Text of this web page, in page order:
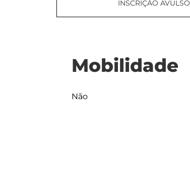
INSCRIÇÃO AVULSO
Mobilidade
Não